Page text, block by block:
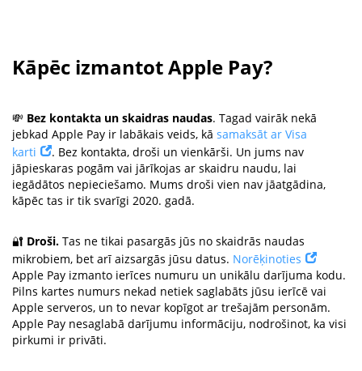
Kāpēc izmantot Apple Pay?
💸 Bez kontakta un skaidras naudas. Tagad vairāk nekā
jebkad Apple Pay ir labākais veids, kā samaksāt ar Visa
karti
. Bez kontakta, droši un vienkārši. Un jums nav
jāpieskaras pogām vai jārīkojas ar skaidru naudu, lai
iegādātos nepieciešamo. Mums droši vien nav jāatgādina,
kāpēc tas ir tik svarīgi 2020. gadā.
🔐 Droši. Tas ne tikai pasargās jūs no skaidrās naudas
mikrobiem, bet arī aizsargās jūsu datus. Norēķinoties
Apple Pay izmanto ierīces numuru un unikālu darījuma kodu.
Pilns kartes numurs nekad netiek saglabāts jūsu ierīcē vai
Apple serveros, un to nevar kopīgot ar trešajām personām.
Apple Pay nesaglabā darījumu informāciju, nodrošinot, ka visi
pirkumi ir privāti.